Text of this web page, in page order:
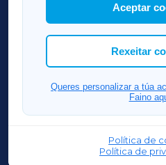
Así mesmo, podes
cookies que desexas
Aceptar
Rexeitar
Queres personalizar a túa
Faino
Política de
Política de